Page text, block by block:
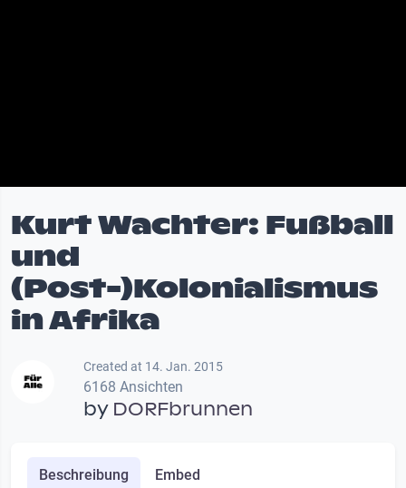
Kurt Wachter: Fußball
und
(Post-)Kolonialismus
in Afrika
Created at 14. Jan. 2015
6168 Ansichten
by DORFbrunnen
Beschreibung Embed